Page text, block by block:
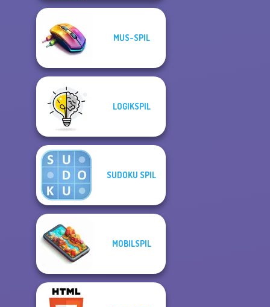
MUS-SPIL
LOGIKSPIL
SUDOKU SPIL
MOBILSPIL